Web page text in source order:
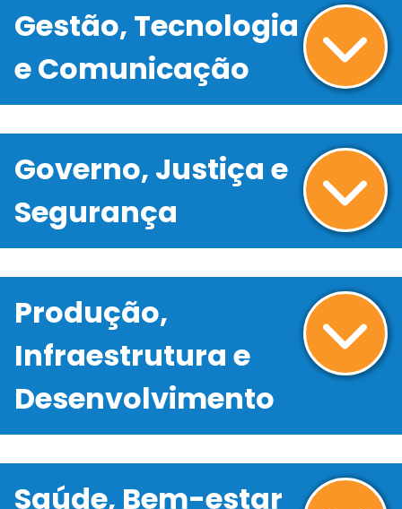
Gestão, Tecnologia
e Comunicação
Governo, Justiça e
Segurança
Produção,
Infraestrutura e
Desenvolvimento
Saúde, Bem-estar